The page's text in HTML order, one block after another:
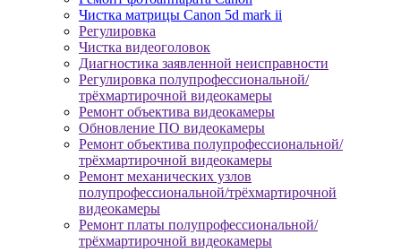
Чистка матрицы Canon 5d mark ii
Регулировка
Чистка видеоголовок
Диагностика заявленной неисправности
Регулировка полупрофессиональной/
трёхмартирочной видеокамеры
Ремонт объектива видеокамеры
Обновление ПО видеокамеры
Ремонт объектива полупрофессиональной/
трёхмартирочной видеокамеры
Ремонт механических узлов
полупрофессиональной/трёхмартирочной
видеокамеры
Ремонт платы полупрофессиональной/
трёхмартирочной видеокамеры